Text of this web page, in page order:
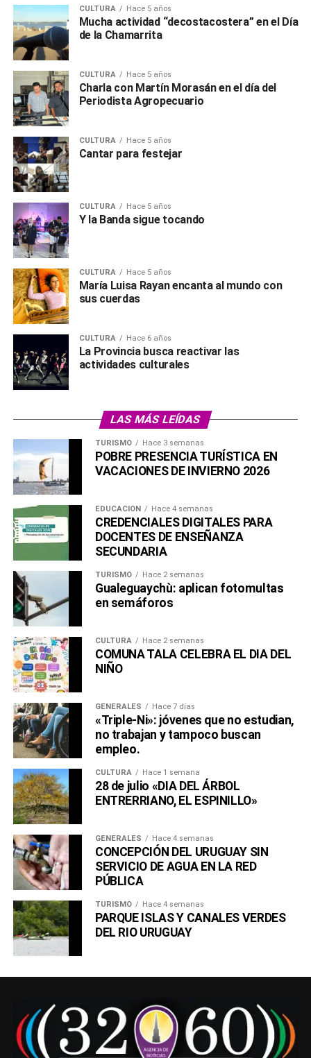
CULTURA Hace 5 años
Mucha actividad “decostacostera” en el Día
de la Chamarrita
CULTURA Hace 5 años
Charla con Martín Morasán en el día del
Periodista Agropecuario
CULTURA Hace 5 años
Cantar para festejar
CULTURA Hace 5 años
Y la Banda sigue tocando
CULTURA Hace 5 años
María Luisa Rayan encanta al mundo con
sus cuerdas
CULTURA Hace 6 años
La Provincia busca reactivar las
actividades culturales
LAS MÁS LEÍDAS
TURISMO Hace 3 semanas
POBRE PRESENCIA TURÍSTICA EN
VACACIONES DE INVIERNO 2026
EDUCACIÓN Hace 4 semanas
CREDENCIALES DIGITALES PARA
DOCENTES DE ENSEÑANZA
SECUNDARIA
TURISMO Hace 2 semanas
Gualeguaychù: aplican fotomultas
en semáforos
CULTURA Hace 2 semanas
COMUNA TALA CELEBRA EL DIA DEL
NIÑO
GENERALES Hace 7 días
«Triple-Ni»: jóvenes que no estudian,
no trabajan y tampoco buscan
empleo.
CULTURA Hace 1 semana
28 de julio «DIA DEL ÁRBOL
ENTRERRIANO, EL ESPINILLO»
GENERALES Hace 4 semanas
CONCEPCIÓN DEL URUGUAY SIN
SERVICIO DE AGUA EN LA RED
PÚBLICA
TURISMO Hace 4 semanas
PARQUE ISLAS Y CANALES VERDES
DEL RIO URUGUAY